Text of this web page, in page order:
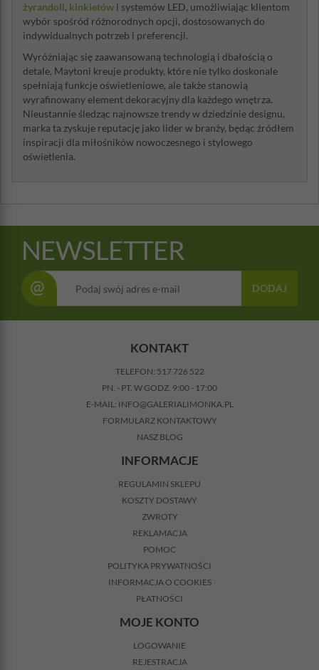
żyrandoli, kinkietów i systemów LED, umożliwiając klientom
wybór spośród różnorodnych opcji, dostosowanych do
indywidualnych potrzeb i preferencji.
Wyróżniając się zaawansowaną technologią i dbałością o
detale, Maytoni kreuje produkty, które nie tylko doskonale
spełniają funkcje oświetleniowe, ale także stanowią
wyrafinowany element dekoracyjny dla każdego wnętrza.
Nieustannie śledząc najnowsze trendy w dziedzinie designu,
marka ta zyskuje reputację jako lider w branży, będąc źródłem
inspiracji dla miłośników nowoczesnego i stylowego
oświetlenia.
NEWSLETTER
@ DODAJ
KONTAKT
TELEFON: 517 726 522
PN. - PT. W GODZ. 9:00 - 17:00
E-MAIL: INFO@GALERIALIMONKA.PL
FORMULARZ KONTAKTOWY
NASZ BLOG
INFORMACJE
REGULAMIN SKLEPU
KOSZTY DOSTAWY
ZWROTY
REKLAMACJA
POMOC
POLITYKA PRYWATNOŚCI
INFORMACJA O COOKIES
PŁATNOŚCI
MOJE KONTO
LOGOWANIE
REJESTRACJA